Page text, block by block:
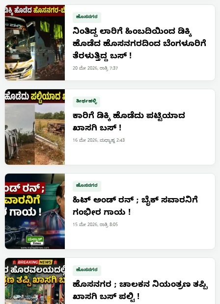
ಹೊಸನಗರ
ನಿಂತಿದ್ದ ಲಾರಿಗೆ ಹಿಂಬದಿಯಿಂದ ಡಿಕ್ಕಿ
ಹೊಡೆದ ಹೊಸನಗರದಿಂದ ಬೆಂಗಳೂರಿಗೆ
ತೆರಳುತ್ತಿದ್ದ ಬಸ್ !
20 ಮೇ 2026, ರಾತ್ರಿ 7:37
ತೀರ್ಥಹಳ್ಳಿ
ಕಾರಿಗೆ ಡಿಕ್ಕಿ ಹೊಡೆದು ಪಟ್ಟಿಯಾದ
ಖಾಸಗಿ ಬಸ್ !
16 ಮೇ 2026, ಮಧ್ಯಾಹ್ನ 2:43
ಹೊಸನಗರ
ಹಿಟ್ ಅಂಡ್ ರನ್ ; ಬೈಕ್ ಸವಾರನಿಗೆ
ಗಂಭೀರ ಗಾಯ !
15 ಮೇ 2026, ರಾತ್ರಿ 8:05
ಹೊಸನಗರ
ಹೊಸನಗರ ; ಚಾಲಕನ ನಿಯಂತ್ರಣ ತಪ್ಪಿ
ಖಾಸಗಿ ಬಸ್ ಪಲ್ಟಿ !